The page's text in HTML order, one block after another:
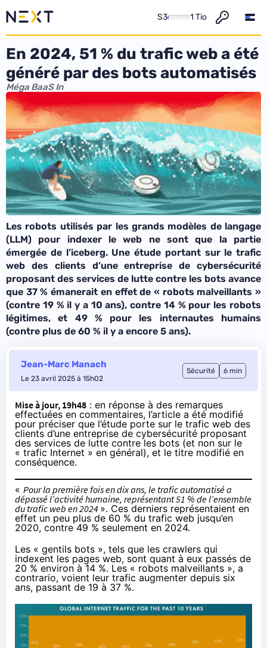
S3 1 Tio
En 2024, 51 % du trafic web a été
généré par des bots automatisés
Méga BaaS In
Les robots utilisés par les grands modèles de langage
(LLM) pour indexer le web ne sont que la partie
émergée de l’iceberg. Une étude portant sur le trafic
web des clients d’une entreprise de cybersécurité
proposant des services de lutte contre les bots avance
que 37 % émanerait en effet de « robots malveillants »
(contre 19 % il y a 10 ans), contre 14 % pour les robots
légitimes, et 49 % pour les internautes humains
(contre plus de 60 % il y a encore 5 ans).
Jean-Marc Manach
Le 23 avril 2025 à 15h02
Sécurité 6 min
Mise à jour, 19h48 : en réponse à des remarques
effectuées en commentaires, l’article a été modifié
pour préciser que l’étude porte sur le trafic web des
clients d’une entreprise de cybersécurité proposant
des services de lutte contre les bots (et non sur le
« trafic Internet » en général), et le titre modifié en
conséquence.
« Pour la première fois en dix ans, le trafic automatisé a
dépassé l’activité humaine, représentant 51 % de l’ensemble
du trafic web en 2024 ». Ces derniers représentaient en
effet un peu plus de 60 % du trafic web jusqu’en
2020, contre 49 % seulement en 2024.
Les « gentils bots », tels que les crawlers qui
indexent les pages web, sont quant à eux passés de
20 % environ à 14 %. Les « robots malveillants », a
contrario, voient leur trafic augmenter depuis six
ans, passant de 19 à 37 %.